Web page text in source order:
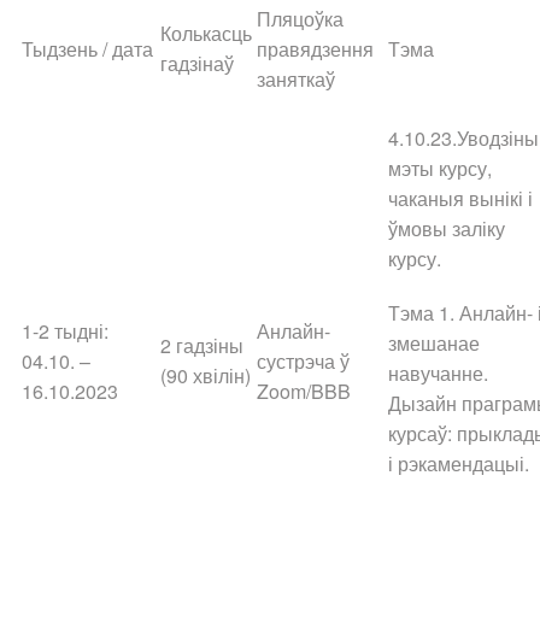
Тыдзень / дата
Колькасць
гадзінаў
Пляцоўка
правядзення
заняткаў
Тэма
1-2 тыдні:
04.10. –
16.10.2023
2 гадзіны
(90 хвілін)
Анлайн-
сустрэча ў
Zoom/BBB
мэты курсу,
чаканыя вынікі і
ўмовы заліку
курсу.
Тэма 1. Анлайн-
змешанае
навучанне.
Дызайн
курсаў:
і рэкамендацыі.